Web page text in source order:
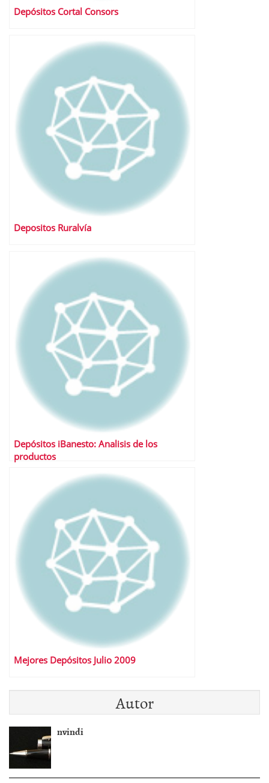
Depósitos Cortal Consors
Depositos Ruralvía
Depósitos iBanesto: Analisis de los
productos
Mejores Depósitos Julio 2009
Autor
nvindi